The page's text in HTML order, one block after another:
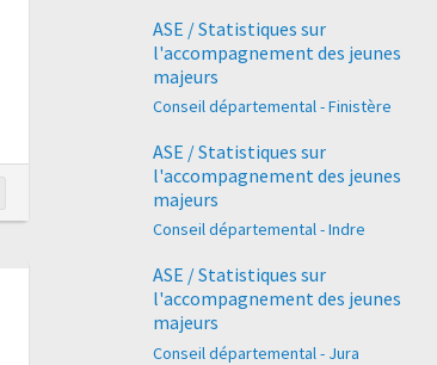
ASE / Statistiques sur
l'accompagnement des jeunes
majeurs
Conseil départemental - Finistère
ASE / Statistiques sur
l'accompagnement des jeunes
majeurs
Conseil départemental - Indre
ASE / Statistiques sur
l'accompagnement des jeunes
majeurs
Conseil départemental - Jura